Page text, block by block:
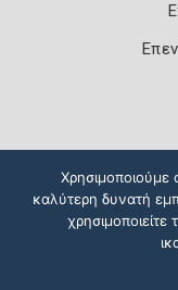
καλύτερη δυνατή